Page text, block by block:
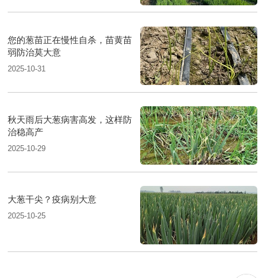
您的葱苗正在慢性自杀，苗黄苗
弱防治莫大意
2025-10-31
秋天雨后大葱病害高发，这样防
治稳高产
2025-10-29
大葱干尖？疫病别大意
2025-10-25